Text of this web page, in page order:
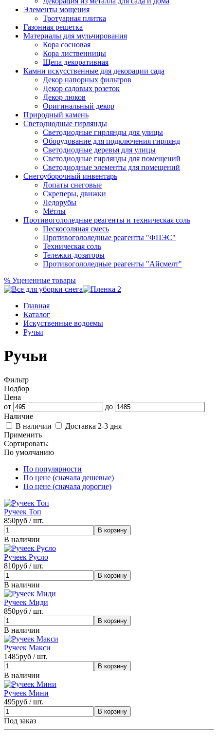
Элементы мощения
Тротуарная плитка
Газонная решетка
Материалы для мульчирования
Кора сосновая
Кора лиственницы
Щепа декоративная
Камни искусственные для декорации сада
Декор напорных фильтров
Декор садовых розеток
Декор люков
Оригинальный декор
Природный камень
Светодиодные гирлянды
Светодиодные гирлянды для улицы
Оборудование для подключения гирлянд
Светодиодные деревья для улицы
Светодиодные гирлянды для помещений
Светодиодные элементы для помещений
Снегоуборочный инвентарь
Лопаты снеговые
Скреперы, движки
Ледорубы
Мётлы
Противогололедные реагенты и техническая соль
Пескосоляная смесь
Противогололедные реагенты "ФПЭС"
Техническая соль
Тележки-дозаторы
Противогололедные реагенты "Айсмелт"
% Уцененные товары
Главная
Каталог
Искуственные водоемы
Ручьи
Ручьи
Фильтр
Подбор
Цена
от
до
Наличие
В наличии
Доставка 2-3 дня
Применить
Сортировать:
По умолчанию
По популярности
По цене (сначала дешевые)
По цене (сначала дорогие)
Ручеек Топ
850руб / шт.
В наличии
Ручеек Русло
810руб / шт.
В наличии
Ручеек Миди
850руб / шт.
В наличии
Ручеек Макси
1485руб / шт.
В наличии
Ручеек Мини
495руб / шт.
Под заказ